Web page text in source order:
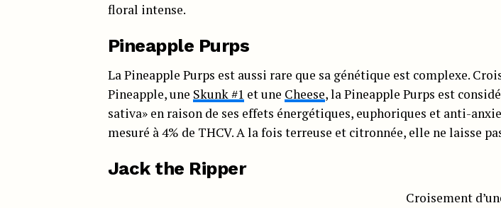
floral intense.
Pineapple Purps
La Pineapple Purps est aussi rare que sa génétique est complexe.
Pineapple, une Skunk #1 et une Cheese, la Pineapple Purps est
sativa» en raison de ses effets énergétiques, euphoriques et anti-
mesuré à 4% de THCV. A la fois terreuse et citronnée, elle ne laisse
Jack the Ripper
Croisement